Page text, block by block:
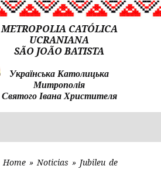
METROPOLIA CATÓLICA
UCRANIANA
SÃO JOÃO BATISTA
Українська Католицька
Митрополія
Святого Івана Христителя
Home » Noticias » Jubileu de